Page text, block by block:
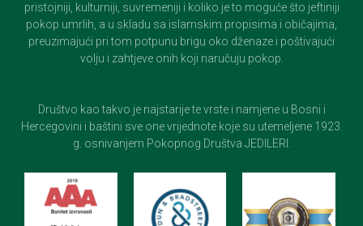
pristojniji, kulturniji, suvremeniji i koliko je to moguće što jeftiniji
pokop umrlih, a u skladu sa islamskim propisima i običajima,
preuzimajući pri tom potpunu brigu oko dženaze i poštivajući
volju i zahtjeve onih koji naručuju pokop.
Društvo kao takvo je najstarije te vrste i namjene u Bosni i
Hercegovini i baštini sve one vrijednote koje su utemeljene 1923.
g. osnivanjem Pokopnog Društva JEDILERI.